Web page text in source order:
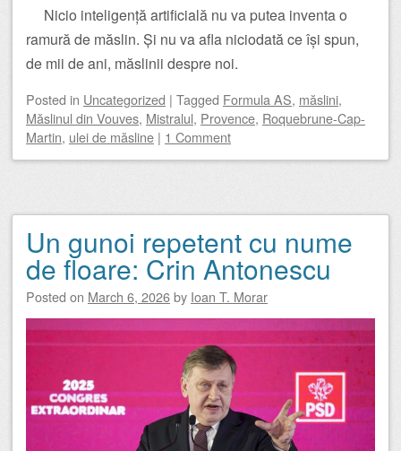
Nicio inteligență artificială nu va putea inventa o
ramură de măslin. Și nu va afla niciodată ce își spun,
de mii de ani, măslinii despre noi.
Posted in Uncategorized | Tagged Formula AS, măslini,
Măslinul din Vouves, Mistralul, Provence, Roquebrune-Cap-
Martin, ulei de măsline | 1 Comment
Un gunoi repetent cu nume
de floare: Crin Antonescu
Posted on March 6, 2026by Ioan T. Morar